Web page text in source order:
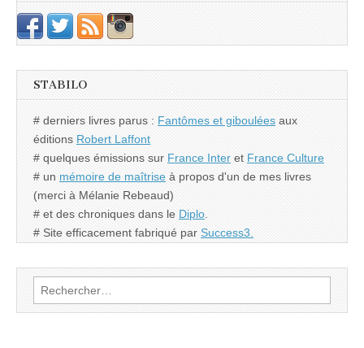
STABILO
# derniers livres parus : Fantômes et giboulées aux
éditions Robert Laffont
# quelques émissions sur France Inter et France Culture
# un mémoire de maîtrise à propos d'un de mes livres
(merci à Mélanie Rebeaud)
# et des chroniques dans le Diplo
# Site efficacement fabriqué par Success3.
Rechercher :